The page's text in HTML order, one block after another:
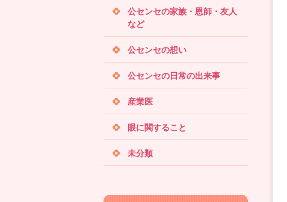
公センセの家族・恩師・友人
など
公センセの想い
公センセの日常の出来事
産業医
眼に関すること
未分類